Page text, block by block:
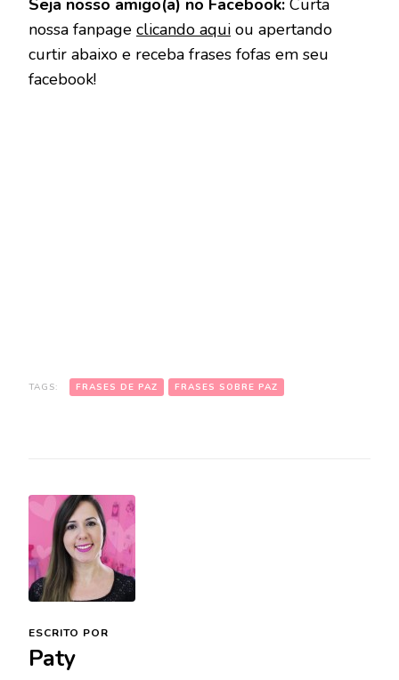
Seja nosso amigo(a) no Facebook: Curta
nossa fanpage clicando aqui ou apertando
curtir abaixo e receba frases fofas em seu
facebook!
TAGS: FRASES DE PAZ FRASES SOBRE PAZ
ESCRITO POR
Paty